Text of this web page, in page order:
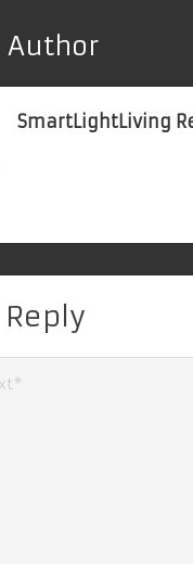
Author
SmartLightLiving